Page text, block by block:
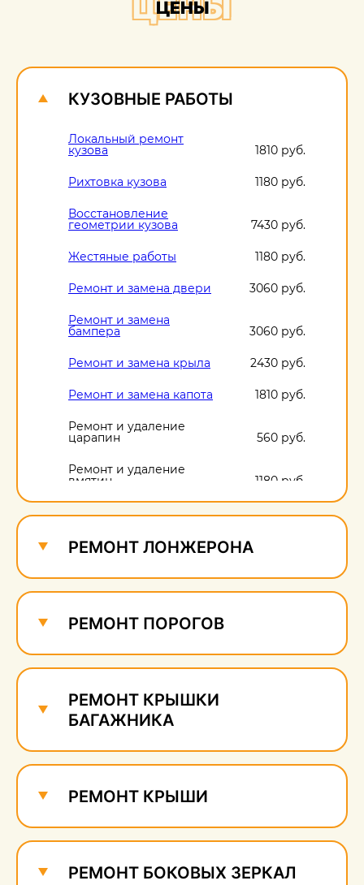
ЦЕНЫ
ЦЕНЫ
КУЗОВНЫЕ РАБОТЫ
Локальный ремонт
кузова 1810 руб.
Рихтовка кузова 1180 руб.
Восстановление
геометрии кузова 7430 руб.
Жестяные работы 1180 руб.
Ремонт и замена двери 3060 руб.
Ремонт и замена
бампера 3060 руб.
Ремонт и замена крыла 2430 руб.
Ремонт и замена капота 1810 руб.
Ремонт и удаление
царапин 560 руб.
Ремонт и удаление
вмятин 1180 руб.
Ремонт и удаление
РЕМОНТ ЛОНЖЕРОНА
РЕМОНТ ПОРОГОВ
РЕМОНТ КРЫШКИ
БАГАЖНИКА
РЕМОНТ КРЫШИ
РЕМОНТ БОКОВЫХ ЗЕРКАЛ